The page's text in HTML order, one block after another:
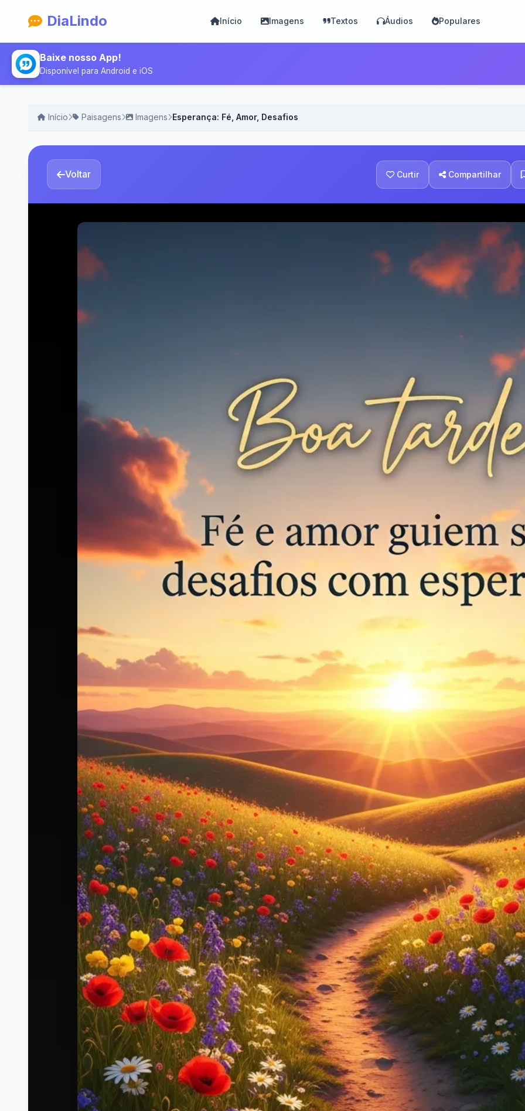
DiaLindo Início Imagens Textos Áudios Populares
Baixe nosso App!
Disponível para Android e iOS
Início Paisagens Imagens Esperança: Fé, Amor, Desafios
Voltar Curtir Compartilhar